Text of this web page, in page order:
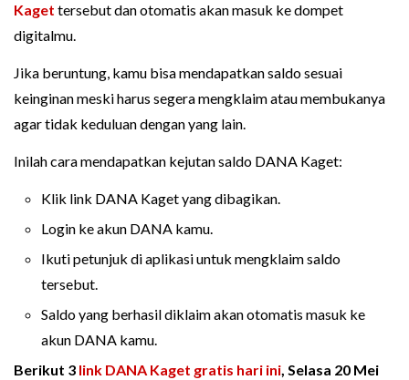
Kaget tersebut dan otomatis akan masuk ke dompet
digitalmu.
Jika beruntung, kamu bisa mendapatkan saldo sesuai
keinginan meski harus segera mengklaim atau membukanya
agar tidak keduluan dengan yang lain.
Inilah cara mendapatkan kejutan saldo DANA Kaget:
Klik link DANA Kaget yang dibagikan.
Login ke akun DANA kamu.
Ikuti petunjuk di aplikasi untuk mengklaim saldo
tersebut.
Saldo yang berhasil diklaim akan otomatis masuk ke
akun DANA kamu.
Berikut 3 link DANA Kaget gratis hari ini, Selasa 20 Mei